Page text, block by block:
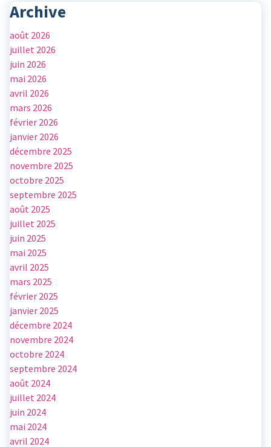
Archive
août 2026
juillet 2026
juin 2026
mai 2026
avril 2026
mars 2026
février 2026
janvier 2026
décembre 2025
novembre 2025
octobre 2025
septembre 2025
août 2025
juillet 2025
juin 2025
mai 2025
avril 2025
mars 2025
février 2025
janvier 2025
décembre 2024
novembre 2024
octobre 2024
septembre 2024
août 2024
juillet 2024
juin 2024
mai 2024
avril 2024